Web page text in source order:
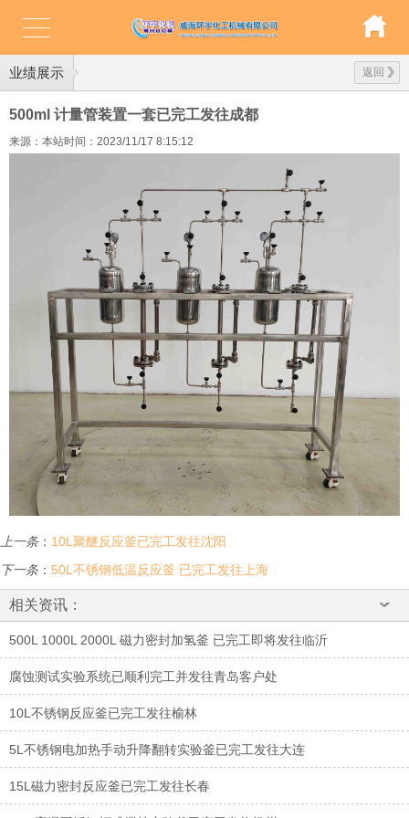
业绩展示 返回
500ml 计量管装置一套已完工发往成都
来源：本站时间：2023/11/17 8:15:12
上一条： 10L聚醚反应釜已完工发往沈阳
下一条： 50L不锈钢低温反应釜 已完工发往上海
相关资讯：
500L 1000L 2000L 磁力密封加氢釜 已完工即将发往临沂
腐蚀测试实验系统已顺利完工并发往青岛客户处
10L不锈钢反应釜已完工发往榆林
5L不锈钢电加热手动升降翻转实验釜已完工发往大连
15L磁力密封反应釜已完工发往长春